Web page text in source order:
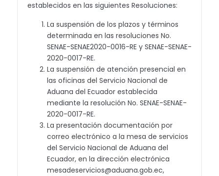
establecidos en las siguientes Resoluciones:
La suspensión de los plazos y términos
determinada en las resoluciones No.
SENAE-SENAE2020-0016-RE y SENAE-SENAE-
2020-0017-RE.
La suspensión de atención presencial en
las oficinas del Servicio Nacional de
Aduana del Ecuador establecida
mediante la resolución No. SENAE-SENAE-
2020-0017-RE.
La presentación documentación por
correo electrónico a la mesa de servicios
del Servicio Nacional de Aduana del
Ecuador, en la dirección electrónica
mesadeservicios@aduana.gob.ec,